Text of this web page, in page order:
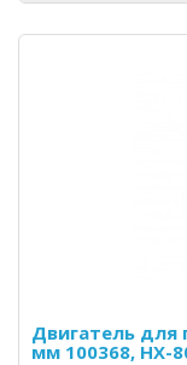
Двигатель для
мм 100368, HX-